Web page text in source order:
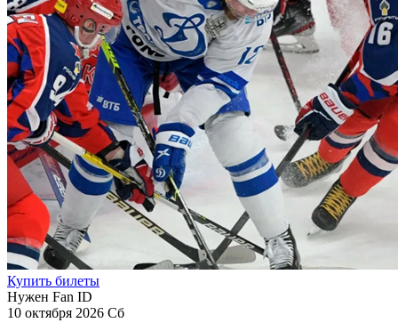
Купить билеты
Нужен Fan ID
10 октября 2026 Сб